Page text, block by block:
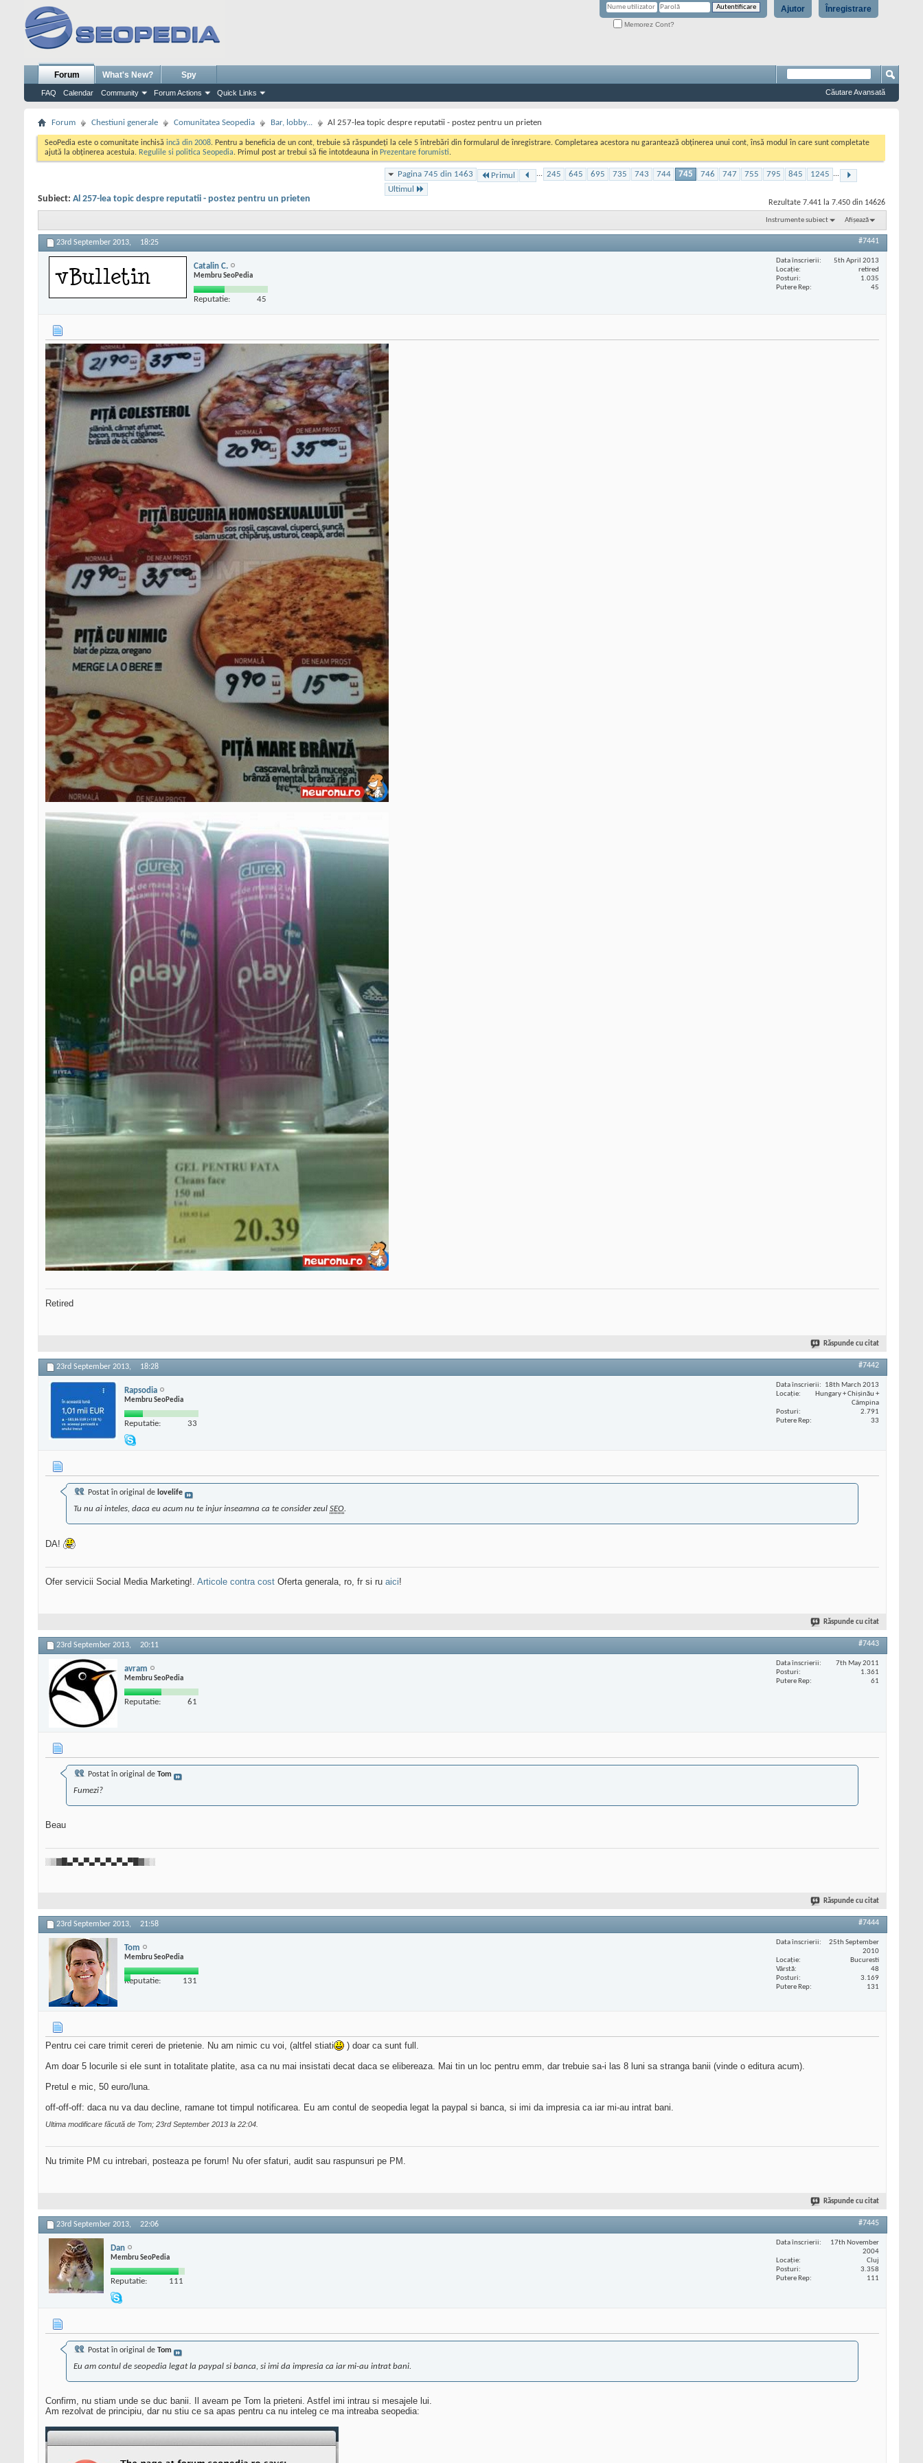
Înregistrare
Ajutor
Memorez Cont?
Forum
FAQ Calendar Community Forum Actions Quick Links
What's New? Spy
Căutare Avansată
Forum Chestiuni generale Comunitatea Seopedia Bar, lobby... Al 257-lea topic despre reputatii - postez pentru un prieten
SeoPedia este o comunitate inchisă incă din 2008. Pentru a beneficia de un cont, trebuie să răspundeți la cele 5 întrebări din formularul de înregistrare. Completarea acestora nu garantează obținerea unui cont, însă modul în care sunt completate
ajută la obținerea acestuia. Regulile si politica Seopedia. Primul post ar trebui să fie intotdeauna in Prezentare forumisti.
Pagina 745 din 1463 Primul ... 245 645 695 735 743 744 745 746 747 755 795 845 1245 ...
Ultimul
Rezultate 7.441 la 7.450 din 14626
Subiect: Al 257-lea topic despre reputatii - postez pentru un prieten
Instrumente subiect Afișează
23rd September 2013, 18:25 #7441
Catalin C.
Membru SeoPedia
Reputatie: 45
Data înscrierii
5th April 2013
Locaţie
retired
Posturi
1.035
Putere Rep
45
Retired
Răspunde cu citat
23rd September 2013, 18:28 #7442
Rapsodia
Membru SeoPedia
Reputatie: 33
Data înscrierii
18th March 2013
Locaţie
Hungary + Chișinău +
Câmpina
Posturi
2.791
Putere Rep
33
Postat în original de lovelife
Tu nu ai inteles, daca eu acum nu te injur inseamna ca te consider zeul SEO.
DA!
Ofer servicii Social Media Marketing!. Articole contra cost Oferta generala, ro, fr si ru aici!
Răspunde cu citat
23rd September 2013, 20:11 #7443
avram
Membru SeoPedia
Reputatie: 61
Data înscrierii
7th May 2011
Posturi
1.361
Putere Rep
61
Postat în original de Tom
Fumezi?
Beau
░▒▓█▄▀▄▀▄▀▄▀▄▀▄▀█▓▒░
Răspunde cu citat
23rd September 2013, 21:58 #7444
Tom
Membru SeoPedia
Reputatie: 131
Data înscrierii
25th September
2010
Locaţie
Bucuresti
Vârstă
48
Posturi
3.169
Putere Rep
131
Pentru cei care trimit cereri de prietenie. Nu am nimic cu voi, (altfel stiati
) doar ca sunt full.
Am doar 5 locurile si ele sunt in totalitate platite, asa ca nu mai insistati decat daca se elibereaza. Mai tin un loc pentru emm, dar trebuie sa-i las 8 luni sa stranga banii (vinde o editura acum).
Pretul e mic, 50 euro/luna.
off-off-off: daca nu va dau decline, ramane tot timpul notificarea. Eu am contul de seopedia legat la paypal si banca, si imi da impresia ca iar mi-au intrat bani.
Ultima modificare făcută de Tom; 23rd September 2013 la 22:04
Nu trimite PM cu intrebari, posteaza pe forum! Nu ofer sfaturi, audit sau raspunsuri pe PM.
Răspunde cu citat
23rd September 2013, 22:06 #7445
Dan
Membru SeoPedia
Reputatie: 111
Data înscrierii
17th November
2004
Locaţie
Cluj
Posturi
3.358
Putere Rep
111
Postat în original de Tom
Eu am contul de seopedia legat la paypal si banca, si imi da impresia ca iar mi-au intrat bani.
Confirm, nu stiam unde se duc banii. Il aveam pe Tom la prieteni. Astfel imi intrau si mesajele lui.
Am rezolvat de principiu, dar nu stiu ce sa apas pentru ca nu inteleg ce ma intreaba seopedia: